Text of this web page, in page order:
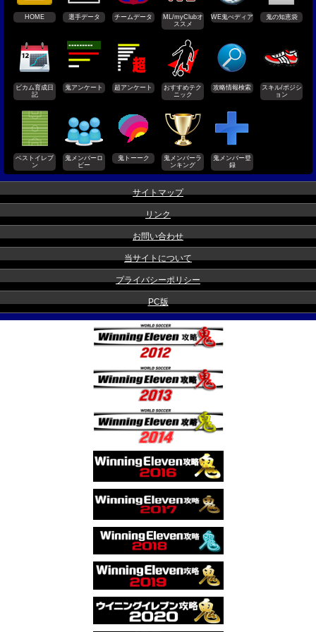
HOME 選手データ チームデータ
ML/myClubオ
ススメ
WE鬼ぺディア 鬼の知恵袋
ビカム育成日
記
鬼アンケート 超アンケート
おすすめテク
ニック
攻略情報検索
スキル/ポジシ
ョン
ベストイレブ
ン
鬼メンバーロ
ビー
鬼トーーク
鬼メンバーラ
ンキング
鬼メンバー登
録
サイトマップ
リンク
お問い合わせ
当サイトについて
プライバシーポリシー
PC版